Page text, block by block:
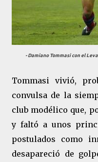
- Damiano Tommasi con el
Tommasi vivió,
convulsa de la
club modélico que,
y faltó a unos
postulados como
desapareció de